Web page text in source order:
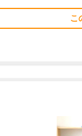
こ